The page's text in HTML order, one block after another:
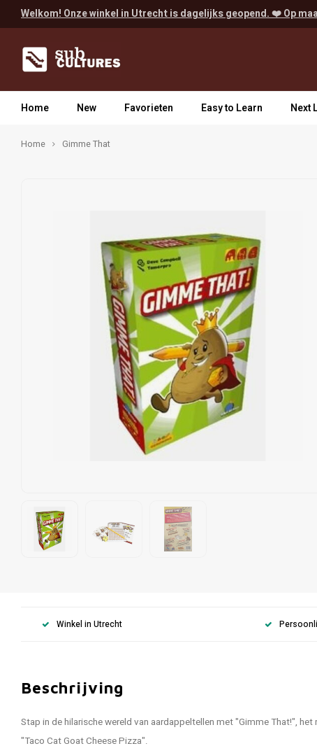
Welkom! Onze winkel in Utrecht is dagelijks geopend. ❤️ Op
Home New Favorieten Easy to Learn Next
Home Gimme That
Winkel in Utrecht
Beschrijving
Stap in de hilarische wereld van aardappeltellen met "Gimme That!",
"Taco Cat Goat Cheese Pizza".